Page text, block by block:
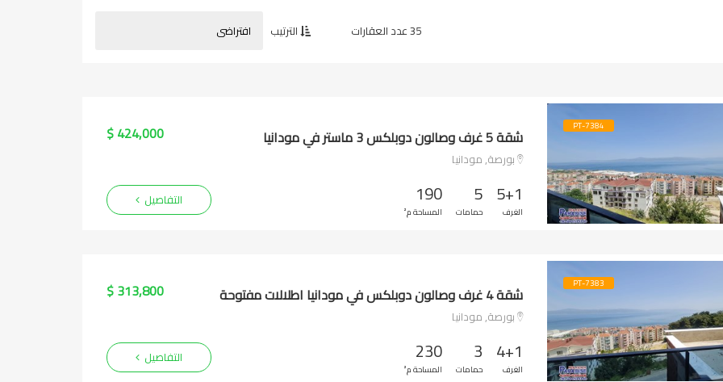
35 عدد العقارات الترتيب
PT-7384 شقة 5 غرف وصالون دوبلكس 3 ماستر في مودانيا
بورصة, مودانيا
424,000 $
5+1
الغرف
5
حمامات
190
المساحة م²
التفاصيل
PT-7383 شقة 4 غرف وصالون دوبلكس في مودانيا اطلالات مفتوحة
بورصة, مودانيا
313,800 $
4+1
الغرف
3
حمامات
230
المساحة م²
التفاصيل